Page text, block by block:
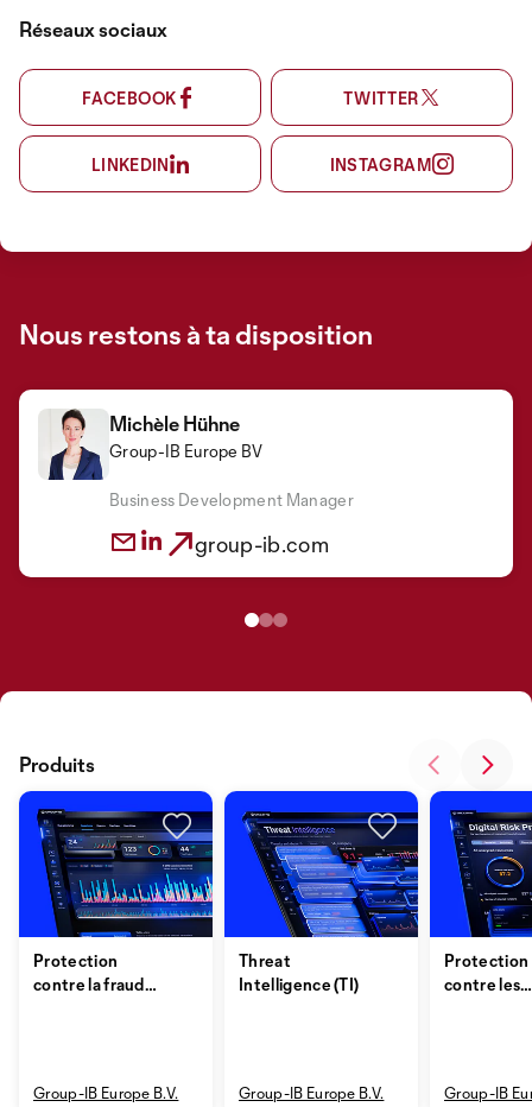
Réseaux sociaux
FACEBOOK TWITTER
LINKEDIN INSTAGRAM
Nous restons à ta disposition
Michèle Hühne
Group-IB Europe BV
Business Development Manager
group-ib.com
Head of PreSales, EU
Channel Director
Protection
contre la fraude
Group-IB Europe B.V.
Threat
Intelligence (TI)
Group-IB Europe B.V.
Protection
contre les
Group-IB
Produits